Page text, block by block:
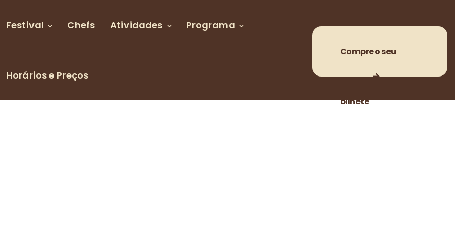
Festival Chefs Atividades Programa
Horários e Preços
Compre o seu
bilhete